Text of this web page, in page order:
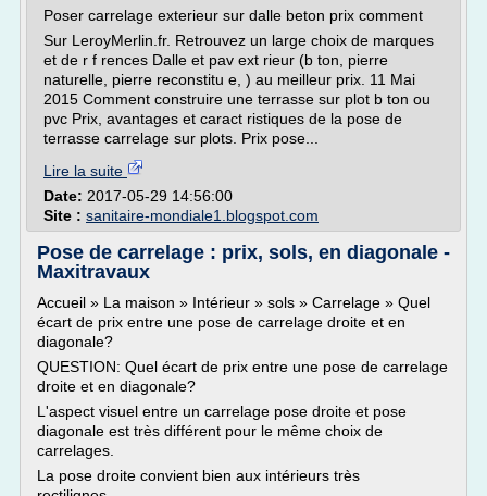
Poser carrelage exterieur sur dalle beton prix comment
Sur LeroyMerlin.fr. Retrouvez un large choix de marques
et de r f rences Dalle et pav ext rieur (b ton, pierre
naturelle, pierre reconstitu e, ) au meilleur prix. 11 Mai
2015 Comment construire une terrasse sur plot b ton ou
pvc Prix, avantages et caract ristiques de la pose de
terrasse carrelage sur plots. Prix pose...
Lire la suite
Date: 2017-05-29 14:56:00
Site : sanitaire-mondiale1.blogspot.com
Pose de carrelage : prix, sols, en diagonale -
Maxitravaux
Accueil » La maison » Intérieur » sols » Carrelage » Quel
écart de prix entre une pose de carrelage droite et en
diagonale?
QUESTION: Quel écart de prix entre une pose de carrelage
droite et en diagonale?
L'aspect visuel entre un carrelage pose droite et pose
diagonale est très différent pour le même choix de
carrelages.
La pose droite convient bien aux intérieurs très